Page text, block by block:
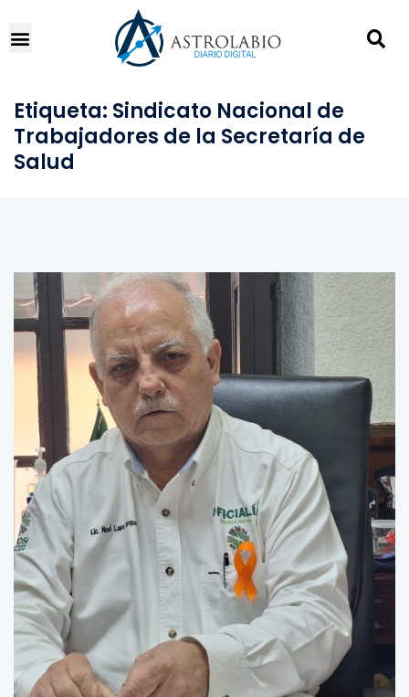
Etiqueta: Sindicato Nacional de
Trabajadores de la Secretaría de
Salud